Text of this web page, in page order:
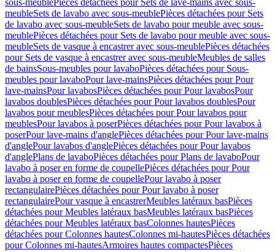
sous-meublePièces détachées pour Sets de lave-mains avec sous-
meubleSets de lavabo avec sous-meublePièces détachées pour Sets
de lavabo avec sous-meubleSets de lavabo pour meuble avec sous-
meublePièces détachées pour Sets de lavabo pour meuble avec sous-
meubleSets de vasque à encastrer avec sous-meublePièces détachées
pour Sets de vasque à encastrer avec sous-meubleMeubles de salles
de bainsSous-meubles pour lavaboPièces détachées pour Sous-
meubles pour lavaboPour lave-mainsPièces détachées pour Pour
lave-mainsPour lavabosPièces détachées pour Pour lavabosPour
lavabos doublesPièces détachées pour Pour lavabos doublesPour
lavabos pour meublesPièces détachées pour Pour lavabos pour
meublesPour lavabos à poserPièces détachées pour Pour lavabos à
poserPour lave-mains d'anglePièces détachées pour Pour lave-mains
d'anglePour lavabos d'anglePièces détachées pour Pour lavabos
d'anglePlans de lavaboPièces détachées pour Plans de lavaboPour
lavabo à poser en forme de coupellePièces détachées pour Pour
lavabo à poser en forme de coupellePour lavabo à poser
rectangulairePièces détachées pour Pour lavabo à poser
rectangulairePour vasque à encastrerMeubles latéraux basPièces
détachées pour Meubles latéraux basMeubles latéraux basPièces
détachées pour Meubles latéraux basColonnes hautesPièces
détachées pour Colonnes hautesColonnes mi-hautesPièces détachées
pour Colonnes mi-hautesArmoires hautes compactesPièces